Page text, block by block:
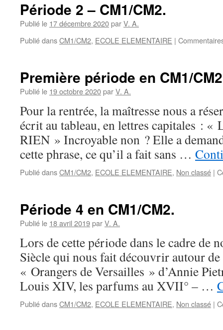
Période 2 – CM1/CM2.
Publié le 17 décembre 2020parV. A.
Publié dansCM1/CM2, ECOLE ELEMENTAIRE |
Première période en CM1/
Publié le 19 octobre 2020parV. A.
Pour la rentrée, la maîtresse nous a
écrit au tableau, en lettres capitales : «
RIEN » Incroyable non ? Elle a
cette phrase, ce qu’il a fait sans …
Publié dansCM1/CM2, ECOLE ELEMENTAIRE, Non classé |
Période 4 en CM1/CM2.
Publié le 18 avril 2019parV. A.
Lors de cette période dans le cadre de
Siècle qui nous fait découvrir autour
« Orangers de Versailles » d’Annie
Louis XIV, les parfums au XVII° – …
Publié dansCM1/CM2, ECOLE ELEMENTAIRE, Non classé |